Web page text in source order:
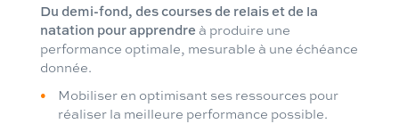
Du demi-fond, des courses de relais et de la
natation pour apprendre à produire une
performance optimale, mesurable à une échéance
donnée.
Mobiliser en optimisant ses ressources pour
réaliser la meilleure performance possible.